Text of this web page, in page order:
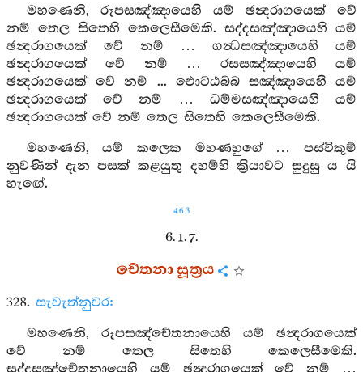
මහණෙනි, රූපසඤ්ඤායෙහි යම් ඡන්‍දරාගයෙක් වේ
නම් තෙල සිතෙහි කෙලෙසීමෙකි. සද්දසඤ්ඤායෙහි යම්
ඡන්‍දරාගයෙක් වේ නම් … ගන්‍ධසඤ්ඤායෙහි යම්
ඡන්‍දරාගයෙක් වේ නම් … රසසඤ්ඤායෙහි යම්
ඡන්‍දරාගයෙක් වේ නම් ... ඵොට්ඨබ්බ සඤ්ඤායෙහි යම්
ඡන්‍දරාගයෙක් වේ නම් … ධම්මසඤ්ඤායෙහි යම්
ඡන්‍දරාගයෙක් වේ නම් තෙල සිතෙහි කෙලෙසීමෙකි.
මහණෙනි, යම් කලෙක මහණහුගේ … පස්විකුම්
නුවණින් දැන පසක් කළයුතු දහම්හි ක්‍රියාවට සුදුසු ය යි
හැඟේ.
463
6. 1. 7.
චේතනා සූත්‍රය
328. සැවැත්නුවර:
මහණෙනි, රූපසඤ්චේතනායෙහි යම් ඡන්‍දරාගයෙක්
වේ නම් තෙල සිතෙහි කෙලෙසීමෙකි.